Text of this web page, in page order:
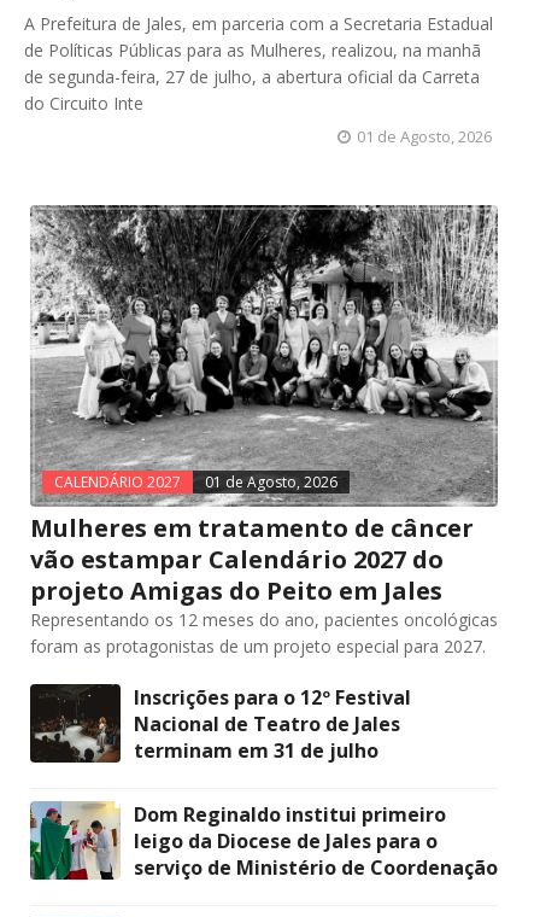
A Prefeitura de Jales, em parceria com a Secretaria Estadual
de Políticas Públicas para as Mulheres, realizou, na manhã
de segunda-feira, 27 de julho, a abertura oficial da Carreta
do Circuito Inte
01 de Agosto, 2026
CALENDÁRIO 2027 01 de Agosto, 2026
Mulheres em tratamento de câncer
vão estampar Calendário 2027 do
projeto Amigas do Peito em Jales
Representando os 12 meses do ano, pacientes oncológicas
foram as protagonistas de um projeto especial para 2027.
Inscrições para o 12º Festival
Nacional de Teatro de Jales
terminam em 31 de julho
Dom Reginaldo institui primeiro
leigo da Diocese de Jales para o
serviço de Ministério de Coordenação